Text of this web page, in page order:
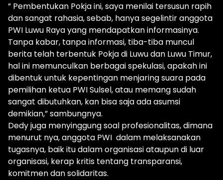
” Pembentukan Pokja ini, saya menilai tersusun rapih
dan sangat rahasia, sebab, hanya segelintir anggota
PWI Luwu Raya yang mendapatkan informasinya.
Tanpa kabar, tanpa informasi, tiba-tiba muncul
berita telah terbentuk Pokja di Luwu dan Luwu Timur,
hal ini memunculkan berbagai spekulasi, apakah ini
dibentuk untuk kepentingan menjaring suara pada
pemilihan ketua PWI Sulsel, atau memang sudah
sangat dibutuhkan, kan bisa saja ada asumsi
demikian,” sambungnya.
Dedy juga menyinggung soal profesionalitas, dimana
menurut nya, anggota PWI dalam melaksanakan
tugasnya, baik itu dalam organisasi ataupun di luar
organisasi, kerap kritis tentang transparansi,
komitmen dan solidaritas.